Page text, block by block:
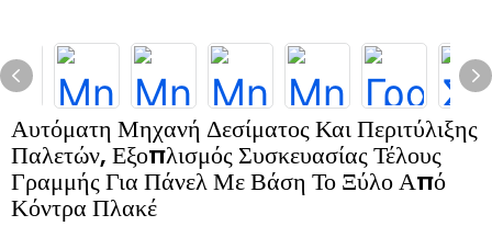
Αυτόματη Μηχανή Δεσίματος Και Περιτύλιξης
Παλετών, Εξοπλισμός Συσκευασίας Τέλους
Γραμμής Για Πάνελ Με Βάση Το Ξύλο Από
Κόντρα Πλακέ